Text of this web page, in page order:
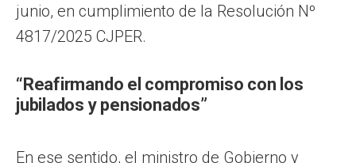
junio, en cumplimiento de la Resolución Nº
4817/2025 CJPER.
“Reafirmando el compromiso con los
jubilados y pensionados”
En ese sentido, el ministro de Gobierno y